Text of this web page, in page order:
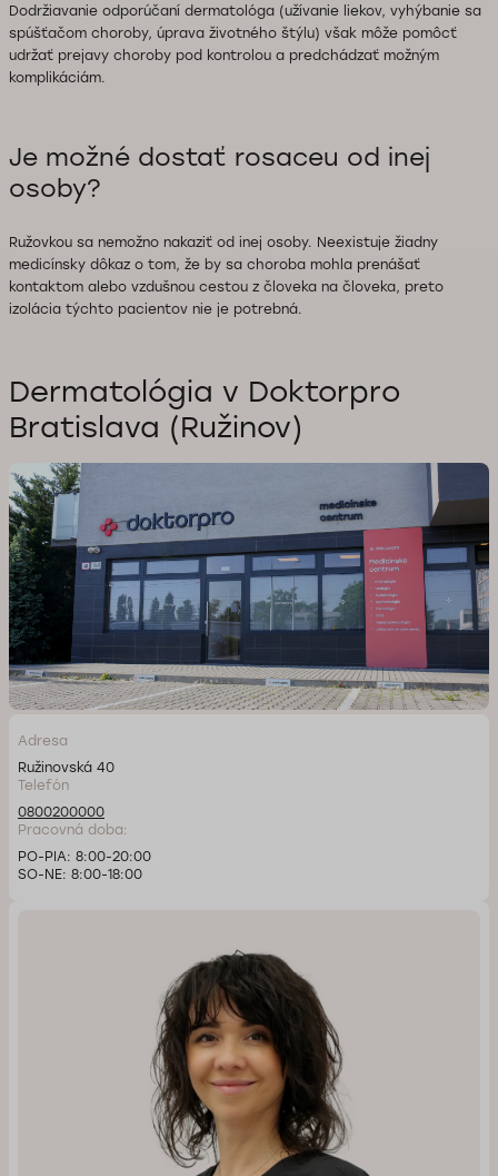
Dodržiavanie odporúčaní dermatológa (užívanie liekov, vyhýbanie sa
spúšťačom choroby, úprava životného štýlu) však môže pomôcť
udržať prejavy choroby pod kontrolou a predchádzať možným
komplikáciám.
Je možné dostať rosaceu od inej
osoby?
Ružovkou sa nemožno nakaziť od inej osoby. Neexistuje žiadny
medicínsky dôkaz o tom, že by sa choroba mohla prenášať
kontaktom alebo vzdušnou cestou z človeka na človeka, preto
izolácia týchto pacientov nie je potrebná.
Dermatológia v Doktorpro
Bratislava (Ružinov)
Adresa
Ružinovská 40
Telefón
0800200000
Pracovná doba:
PO-PIA: 8:00-20:00
SO-NE: 8:00-18:00